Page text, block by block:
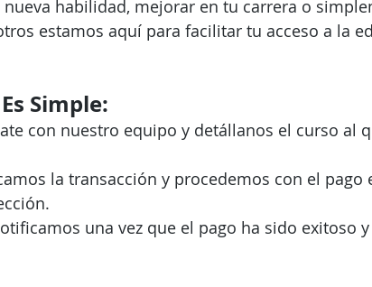
habilidad, mejorar en tu carrera o
estamos aquí para facilitar tu acceso a la
Simple:
con nuestro equipo y detállanos el curso al
la transacción y procedemos con el pago
una vez que el pago ha sido exitoso